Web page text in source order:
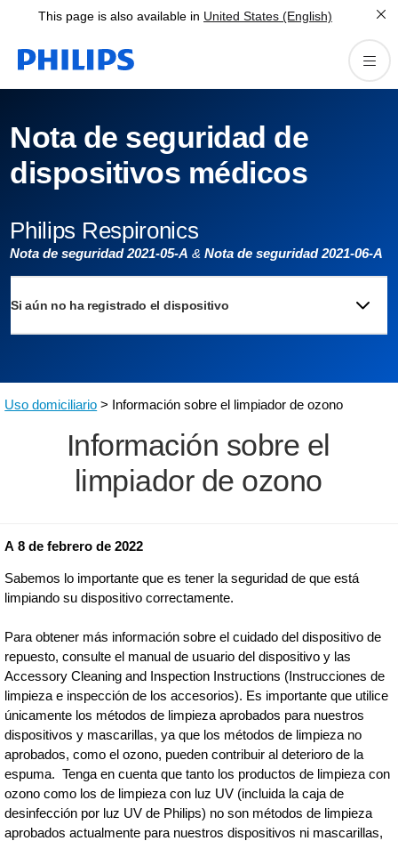
This page is also available in United States (English)
Nota de seguridad de
dispositivos médicos
Philips Respironics
Nota de seguridad 2021-05-A& Nota de seguridad 2021-06-A
Si aún no ha registrado el dispositivo
Uso domiciliario > Información sobre el limpiador de ozono
Información sobre el
limpiador de ozono
A 8 de febrero de 2022
Sabemos lo importante que es tener la seguridad de que está
limpiando su dispositivo correctamente.
Para obtener más información sobre el cuidado del dispositivo de
repuesto, consulte el manual de usuario del dispositivo y las
Accessory Cleaning and Inspection Instructions (Instrucciones de
limpieza e inspección de los accesorios). Es importante que utilice
únicamente los métodos de limpieza aprobados para nuestros
dispositivos y mascarillas, ya que los métodos de limpieza no
aprobados, como el ozono, pueden contribuir al deterioro de la
espuma. Tenga en cuenta que tanto los productos de limpieza con
ozono como los de limpieza con luz UV (incluida la caja de
desinfección por luz UV de Philips) no son métodos de limpieza
aprobados actualmente para nuestros dispositivos ni mascarillas,